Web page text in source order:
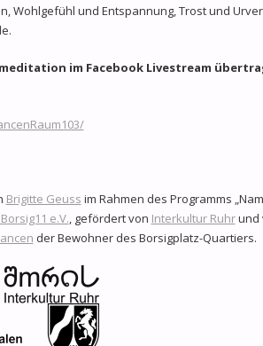
Wohlgefühl und Entspannung, Trost und
im Facebook Livestream
Brigitte Geuss im Rahmen des Programms
e.V. , gefördert von Interkultur Ruhrund
der Bewohner des Borsigplatz-Quartiers.